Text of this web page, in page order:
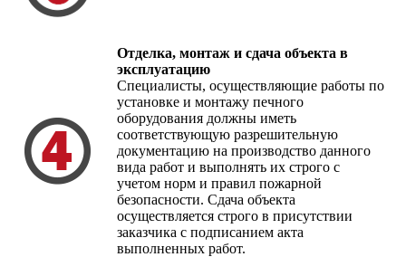
Отделка, монтаж и сдача объекта в
эксплуатацию
Специалисты, осуществляющие работы по
установке и монтажу печного
оборудования должны иметь
соответствующую разрешительную
документацию на производство данного
вида работ и выполнять их строго с
учетом норм и правил пожарной
безопасности. Сдача объекта
осуществляется строго в присутствии
заказчика с подписанием акта
выполненных работ.